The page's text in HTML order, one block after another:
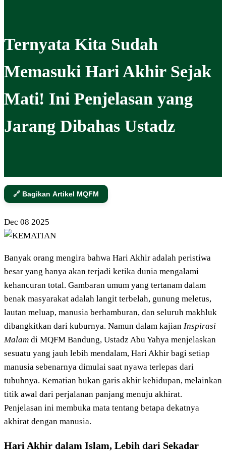
Ternyata Kita Sudah
Memasuki Hari Akhir Sejak
Mati! Ini Penjelasan yang
Jarang Dibahas Ustadz
🔗 Bagikan Artikel MQFM
Dec 08 2025
Banyak orang mengira bahwa Hari Akhir adalah peristiwa
besar yang hanya akan terjadi ketika dunia mengalami
kehancuran total. Gambaran umum yang tertanam dalam
benak masyarakat adalah langit terbelah, gunung meletus,
lautan meluap, manusia berhamburan, dan seluruh makhluk
dibangkitkan dari kuburnya. Namun dalam kajian Inspirasi
Malam di MQFM Bandung, Ustadz Abu Yahya menjelaskan
sesuatu yang jauh lebih mendalam, Hari Akhir bagi setiap
manusia sebenarnya dimulai saat nyawa terlepas dari
tubuhnya. Kematian bukan garis akhir kehidupan, melainkan
titik awal dari perjalanan panjang menuju akhirat.
Penjelasan ini membuka mata tentang betapa dekatnya
akhirat dengan manusia.
Hari Akhir dalam Islam, Lebih dari Sekadar